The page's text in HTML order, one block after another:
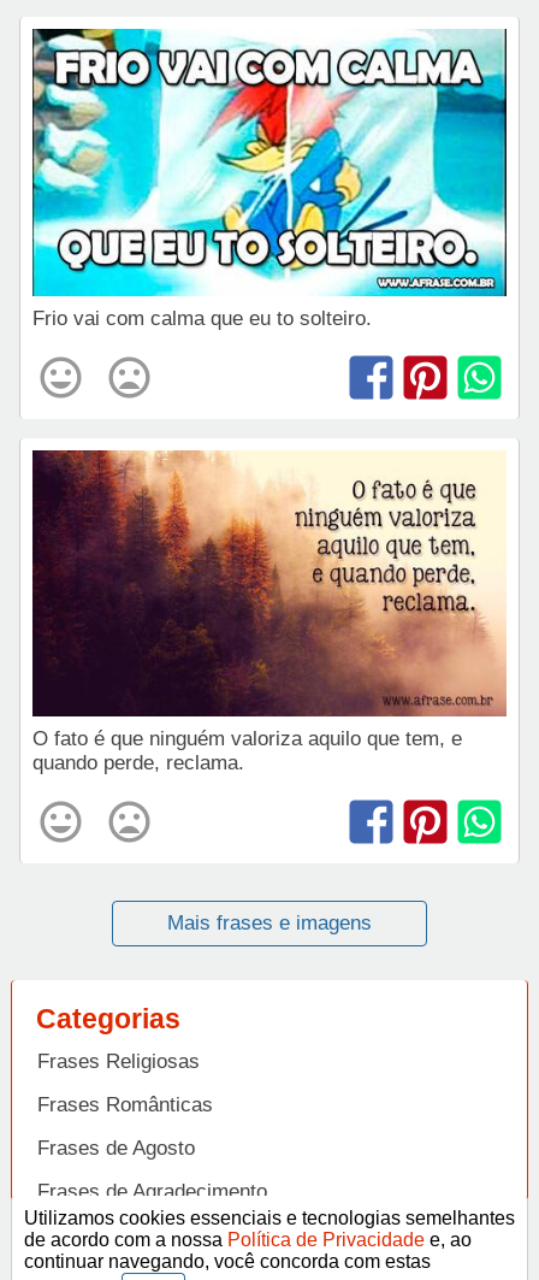
Frio vai com calma que eu to solteiro.
O fato é que ninguém valoriza aquilo que tem, e
quando perde, reclama.
Mais frases e imagens
Categorias
Frases Religiosas
Frases Românticas
Frases de Agosto
Frases de Agradecimento
Frases de Amizade
Abrir
Utilizamos cookies essenciais e tecnologias semelhantes
de acordo com a nossa Política de Privacidade e, ao
continuar navegando, você concorda com estas